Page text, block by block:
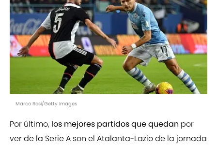
Marco Rosi/Getty Images
Por último, los mejores partidos que quedan por
ver de la Serie A son el Atalanta-Lazio de la jornada